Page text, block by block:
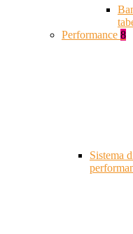
Performance 8
Sistema